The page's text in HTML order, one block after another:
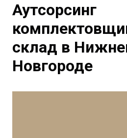
Аутсорсинг
склад в
Новгороде